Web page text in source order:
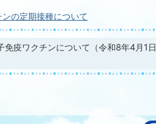
の定期接種について
免疫ワクチンについて（令和8年4月1日